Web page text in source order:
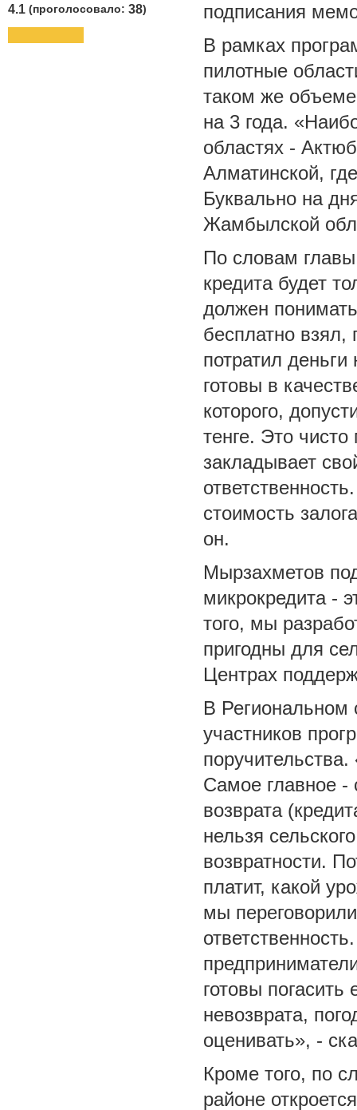
4.1 (проголосовало:38)
подписания
В рамках
пилотные
таком же
на 3 года.
областях -
Алматинской,
Буквально на
Жамбылской
По словам
кредита будет
должен
бесплатно
потратил
готовы в
которого,
тенге. Это
закладывает
стоимость
он.
Мырзахметов
микрокредита -
того, мы
пригодны для
Центрах
В Региональном
участников
Самое главное -
возврата
нельзя
возвратности.
платит, какой
мы
готовы
невозврата,
оценивать», -
Кроме того, по
районе